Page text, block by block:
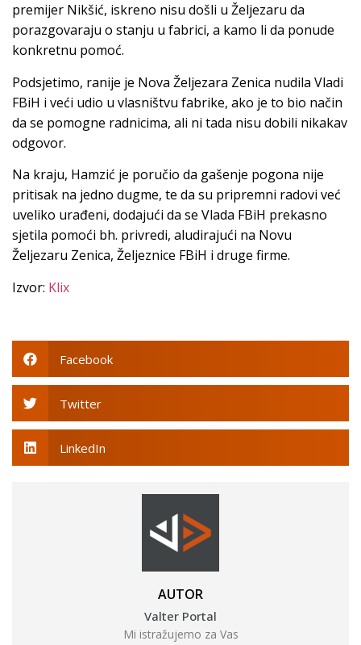
premijer Nikšić, iskreno nisu došli u Željezaru da
porazgovaraju o stanju u fabrici, a kamo li da ponude
konkretnu pomoć.
Podsjetimo, ranije je Nova Željezara Zenica nudila Vladi
FBiH i veći udio u vlasništvu fabrike, ako je to bio način
da se pomogne radnicima, ali ni tada nisu dobili nikakav
odgovor.
Na kraju, Hamzić je poručio da gašenje pogona nije
pritisak na jedno dugme, te da su pripremni radovi već
uveliko urađeni, dodajući da se Vlada FBiH prekasno
sjetila pomoći bh. privredi, aludirajući na Novu
Željezaru Zenica, Željeznice FBiH i druge firme.
Izvor: Klix
Facebook
Twitter
LinkedIn
AUTOR
Valter Portal
Mi istražujemo za Vas